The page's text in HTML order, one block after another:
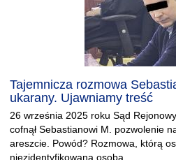
Tajemnicza rozmowa
ukarany. Ujawniamy treść
26 września 2025 roku Sąd
cofnął Sebastianowi M. pozwolenie
areszcie. Powód? Rozmowa, którą
niezidentyfikowaną osobą.